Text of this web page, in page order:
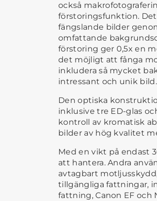
också
förstoringsfunktion.
fängslande bilder
omfattande
förstoring ger 0,5x en
det möjligt att fånga
inkludera så mycket
intressant och unik bild.
Den optiska
inklusive tre ED-glas
kontroll av kromatisk
bilder av hög kvalitet
Med en vikt på endast
att hantera. Andra
avtagbart
tillgängliga fattningar,
fattning, Canon EF